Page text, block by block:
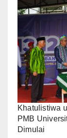
Khatulistiwa
PMB
Dimulai